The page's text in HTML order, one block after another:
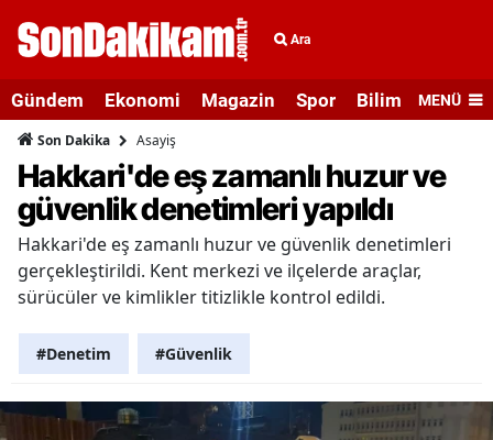
Ara
Gündem Ekonomi Magazin Spor Bilim veMENÜ
Son Dakika Asayiş
Hakkari'de eş zamanlı huzur ve
güvenlik denetimleri yapıldı
Hakkari'de eş zamanlı huzur ve güvenlik denetimleri
gerçekleştirildi. Kent merkezi ve ilçelerde araçlar,
sürücüler ve kimlikler titizlikle kontrol edildi.
#Denetim #Güvenlik